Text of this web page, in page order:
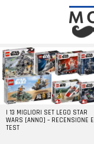
LATEST
STORIES
I 13 MIGLIORI SET LEGO STAR
WARS [ANNO] – RECENSIONE E
TEST